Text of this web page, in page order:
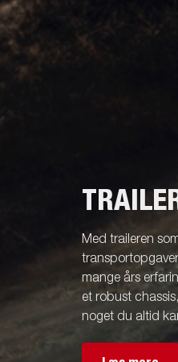
Med traileren
mange års
et robust
noget du altid